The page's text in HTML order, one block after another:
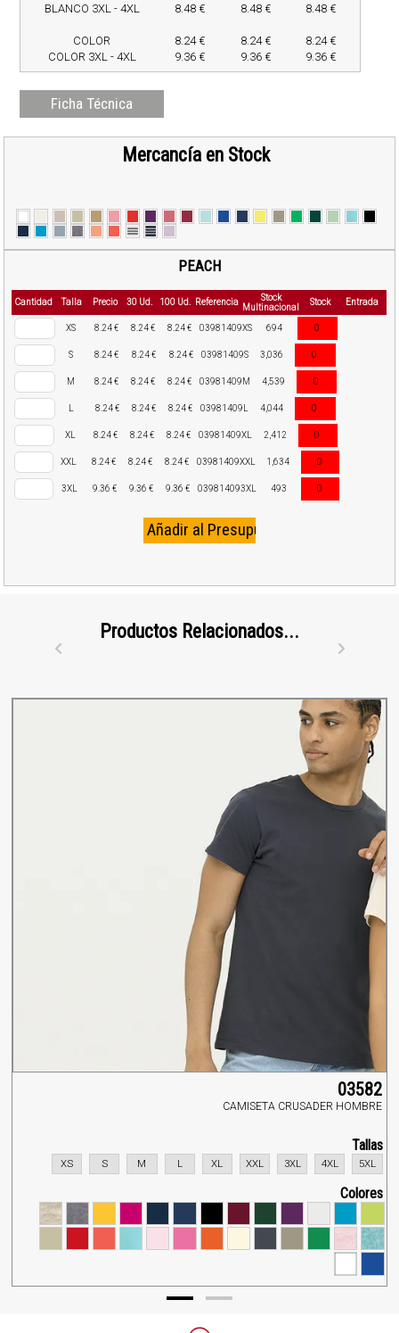
BLANCO 3XL - 4XL
8.48 € 8.48 € 8.48 €
COLOR 8.24 € 8.24 €
8.24 €
COLOR 3XL - 4XL
9.36 € 9.36 € 9.36 €
Ficha Técnica
Mercancía en Stock
PEACH
Cantidad Talla Precio 30 Ud. 100 Ud. Referencia
Stock
Multinacional
Stock Entrada
XS 8.24 € 8.24 € 8.24 € 03981409XS 694 0
S 8.24 € 8.24 € 8.24 € 03981409S 3,036 0
M 8.24 € 8.24 € 8.24 € 03981409M 4,539 0
L 8.24 € 8.24 € 8.24 € 03981409L 4,044 0
XL 8.24 € 8.24 € 8.24 € 03981409XL 2,412 0
XXL 8.24 € 8.24 € 8.24 € 03981409XXL 1,634 0
3XL 9.36 € 9.36 € 9.36 € 039814093XL 493 0
Productos Relacionados...
03582
CAMISETA CRUSADER HOMBRE
Tallas
5XL
4XL
3XL
XXL
XL
L
M
S
XS
Colores